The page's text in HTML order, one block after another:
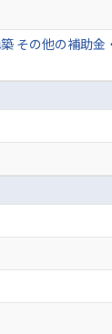
その他の補助金